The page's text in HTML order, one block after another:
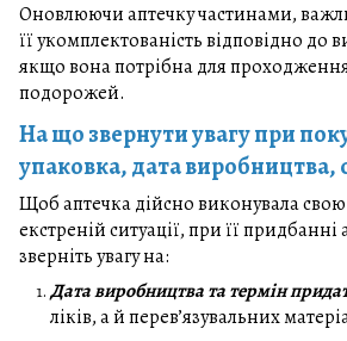
Оновлюючи аптечку частинами,
її укомплектованість відповідно до
якщо вона потрібна для
подорожей.
На що звернути увагу при
упаковка, дата виробництва,
Щоб аптечка дійсно виконувала
екстреній ситуації, при її
зверніть увагу на:
Дата виробництва та термін
ліків, а й перев’язувальних